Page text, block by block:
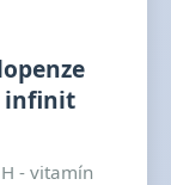
infinit
- vitamín